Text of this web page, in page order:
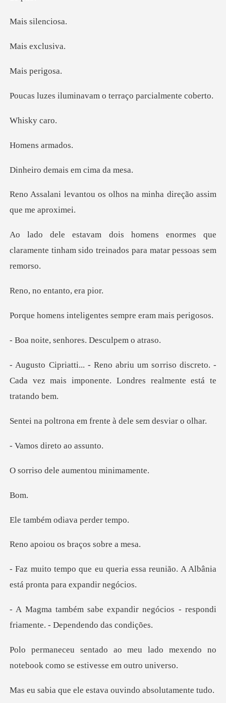
silen
exclu
per
navam o terraço pa
ky c
s arm
emais em c
s olhos na minha direção
rmes que
claramente tinham sido trei
entanto,
ligentes sempre er
enhores. Descu
rriso discreto. -
Cada vez mais imponente
em frente à dele
direto a
le aumentou
o
odiava pe
os braços
a essa reunião. A Albânia
está
r negócios - respondi
friamen
lado mexendo no
notebook como
le estava ouvindo